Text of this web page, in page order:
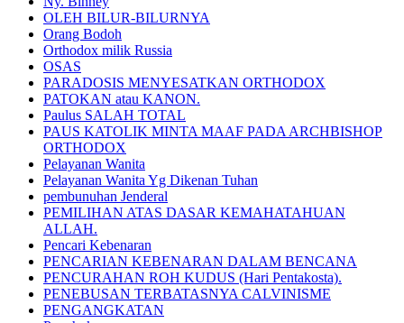
OLEH BILUR-BILURNYA
Orang Bodoh
Orthodox milik Russia
OSAS
PARADOSIS MENYESATKAN ORTHODOX
PATOKAN atau KANON.
Paulus SALAH TOTAL
PAUS KATOLIK MINTA MAAF PADA ARCHBISHOP
ORTHODOX
Pelayanan Wanita
Pelayanan Wanita Yg Dikenan Tuhan
pembunuhan Jenderal
PEMILIHAN ATAS DASAR KEMAHATAHUAN
ALLAH.
Pencari Kebenaran
PENCARIAN KEBENARAN DALAM BENCANA
PENCURAHAN ROH KUDUS (Hari Pentakosta).
PENEBUSAN TERBATASNYA CALVINISME
PENGANGKATAN